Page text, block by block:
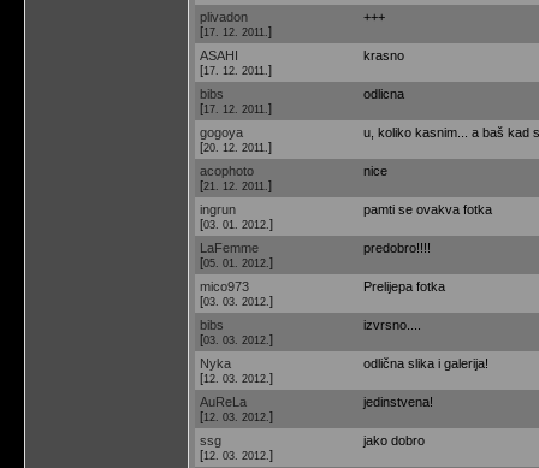
plivadon
[17. 12. 2011. ]
+++
ASAHI
[17. 12. 2011. ]
krasno
bibs
[17. 12. 2011. ]
odlicna
gogoya
[20. 12. 2011. ]
u, koliko kasnim... a baš kad
acophoto
[21. 12. 2011. ]
nice
ingrun
[03. 01. 2012. ]
pamti se ovakva fotka
LaFemme
[05. 01. 2012. ]
predobro!!!!
mico973
[03. 03. 2012. ]
Prelijepa fotka
bibs
[03. 03. 2012. ]
izvrsno....
Nyka
[12. 03. 2012. ]
odlična slika i galerija!
AuReLa
[12. 03. 2012. ]
jedinstvena!
ssg
[12. 03. 2012. ]
jako dobro